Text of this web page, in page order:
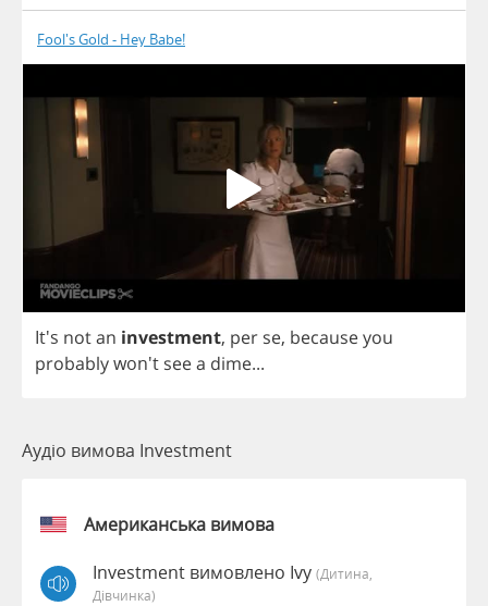
Fool's Gold - Hey Babe!
It's notan investment, per se, becauseyou
probablywon't seea dime...
Аудіо вимова Investment
Американська вимова
Investment вимовлено Ivy (дитина,
Дівчинка)